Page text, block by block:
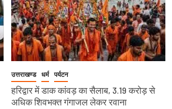
उत्तराखण्ड धर्म पर्यटन
हरिद्वार में डाक कांवड़ का सैलाब, 3.19 करोड़ से
अधिक शिवभक्त गंगाजल लेकर रवाना